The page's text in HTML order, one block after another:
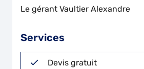
Le gérant Vaultier Alexandre
Services
Devis gratuit